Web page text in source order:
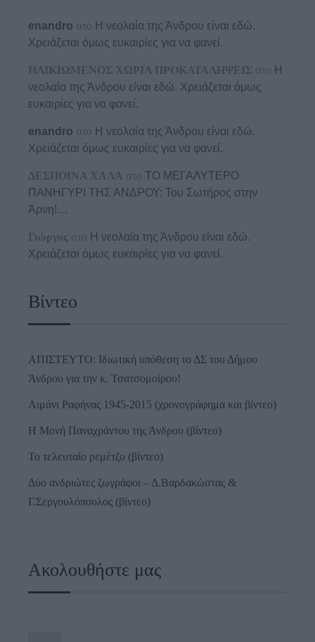
enandro στο Η νεολαία της Άνδρου είναι εδώ.
Χρειάζεται όμως ευκαιρίες για να φανεί.
ΗΛΙΚΙΩΜΕΝΟΣ ΧΩΡΙΑ ΠΡΟΚΑΤΑΛΗΨΕΙΣ στο Η
νεολαία της Άνδρου είναι εδώ. Χρειάζεται όμως
ευκαιρίες για να φανεί.
enandro στο Η νεολαία της Άνδρου είναι εδώ.
Χρειάζεται όμως ευκαιρίες για να φανεί.
ΔΕΣΠΟΙΝΑ ΧΑΛΑ στο ΤΟ ΜΕΓΑΛΥΤΕΡΟ
ΠΑΝΗΓΥΡΙ ΤΗΣ ΑΝΔΡΟΥ: Του Σωτήρος στην
Άρνη!…
Γιώργος στο Η νεολαία της Άνδρου είναι εδώ.
Χρειάζεται όμως ευκαιρίες για να φανεί.
Βίντεο
ΑΠΙΣΤΕΥΤΟ: Ιδιωτική υπόθεση το ΔΣ του Δήμου
Άνδρου για την κ. Τσατσομοίρου!
Λιμάνι Ραφήνας 1945-2015 (χρονογράφημα και βίντεο)
Η Μονή Παναχράντου της Άνδρου (βίντεο)
Το τελευταίο ρεμέτζο (βίντεο)
Δύο ανδριώτες ζωγράφοι – Δ.Βαρδακώστας &
Γ.Σεργουλόπουλος (βίντεο)
Ακολουθήστε μας